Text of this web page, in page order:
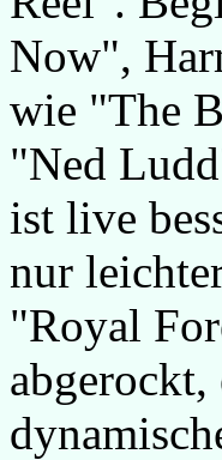
Now",
wie "The
"Ned
ist live
nur
"Royal